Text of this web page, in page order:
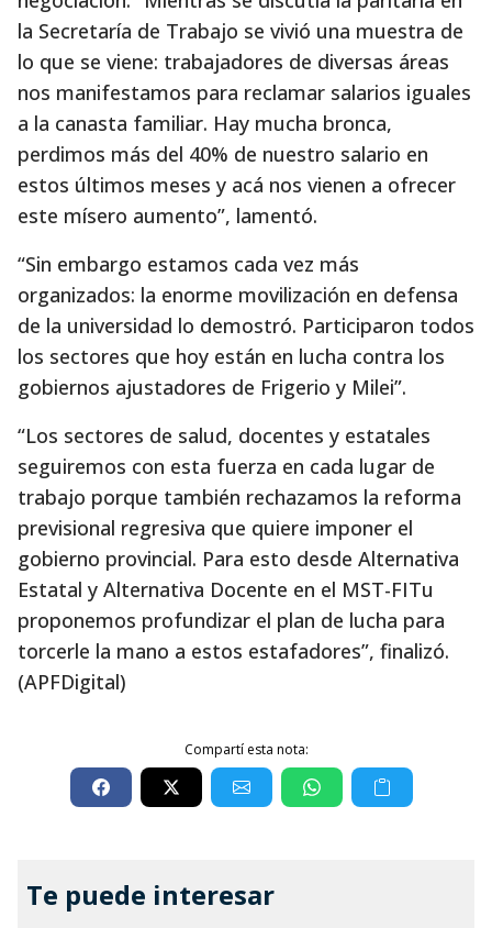
la Secretaría de Trabajo se vivió una muestra de
lo que se viene: trabajadores de diversas áreas
nos manifestamos para reclamar salarios iguales
a la canasta familiar. Hay mucha bronca,
perdimos más del 40% de nuestro salario en
estos últimos meses y acá nos vienen a ofrecer
este mísero aumento”, lamentó.
“Sin embargo estamos cada vez más
organizados: la enorme movilización en defensa
de la universidad lo demostró. Participaron todos
los sectores que hoy están en lucha contra los
gobiernos ajustadores de Frigerio y Milei”.
“Los sectores de salud, docentes y estatales
seguiremos con esta fuerza en cada lugar de
trabajo porque también rechazamos la reforma
previsional regresiva que quiere imponer el
gobierno provincial. Para esto desde Alternativa
Estatal y Alternativa Docente en el MST-FITu
proponemos profundizar el plan de lucha para
torcerle la mano a estos estafadores”, finalizó.
(APFDigital)
Compartí esta nota:
Te puede interesar